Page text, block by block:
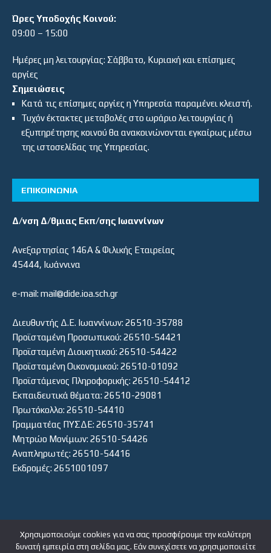
Ώρες Υποδοχής Κοινού:
09:00 – 15:00
Ημέρες μη λειτουργίας: Σάββατο, Κυριακή και επίσημες
αργίες
Σημειώσεις
Κατά τις επίσημες αργίες η Υπηρεσία παραμένει κλειστή.
Τυχόν έκτακτες μεταβολές στο ωράριο λειτουργίας ή
εξυπηρέτησης κοινού θα ανακοινώνονται εγκαίρως μέσω
της ιστοσελίδας της Υπηρεσίας.
ΕΠΙΚΟΙΝΩΝΙΑ
Δ/νση Δ/θμιας Εκπ/σης Ιωαννίνων
Ανεξαρτησίας 146Α & Φιλικής Εταιρείας
45444, Ιωάννινα
e-mail: mail@dide.ioa.sch.gr
Διευθυντής Δ.Ε. Ιωαννίνων: 26510-35788
Προϊσταμένη Προσωπικού: 26510-54421
Προϊσταμένη Διοικητικού: 26510-54422
Προϊσταμένη Οικονομικού: 26510-01092
Προϊστάμενος Πληροφορικής: 26510-54412
Εκπαιδευτικά θέματα: 26510-29081
Πρωτόκολλο: 26510-54410
Γραμματέας ΠΥΣΔΕ: 26510-35741
Μητρώο Μονίμων: 26510-54426
Αναπληρωτές: 26510-54416
Εκδρομές: 2651001097
Χρησιμοποιούμε cookies για να σας προσφέρουμε την καλύτερη
δυνατή εμπειρία στη σελίδα μας. Εάν συνεχίσετε να χρησιμοποιείτε